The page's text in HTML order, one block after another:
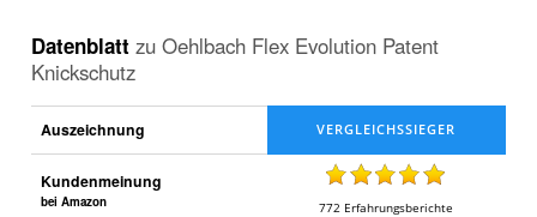
Datenblatt zu Oehlbach Flex Evolution Patent
Knickschutz
Auszeichnung
Kundenmeinung
bei Amazon 772 Erfahrungsberichte